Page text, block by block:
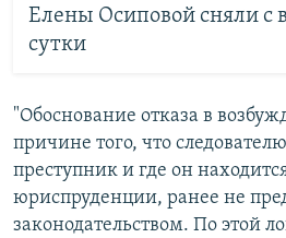
Елены Осиповой сняли с
сутки
"Обоснование отказа в
причине того, что
преступник и где он
юриспруденции, ранее не
законодательством. По этой